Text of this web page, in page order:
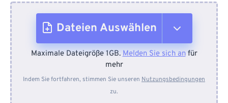
Dateien Auswählen
Vom Gerät
Von Dropbox
Maximale Dateigröße 1GB.Melden Sie sich anfür
mehr
Indem Sie fortfahren, stimmen Sie unseren Nutzungsbedingungen
zu.